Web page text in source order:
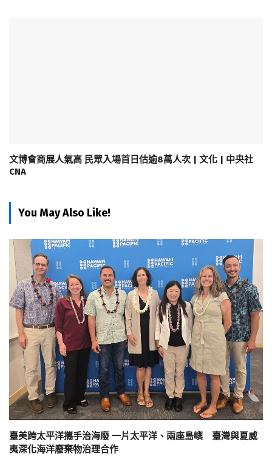
文博會商展人氣高 民眾入場首日估逾8萬人次 | 文化 | 中央社
CNA
You May Also Like!
臺美跨太平洋攜手治海廢 一片太平洋、兩座島嶼 臺灣與夏威
夷深化海洋廢棄物治理合作